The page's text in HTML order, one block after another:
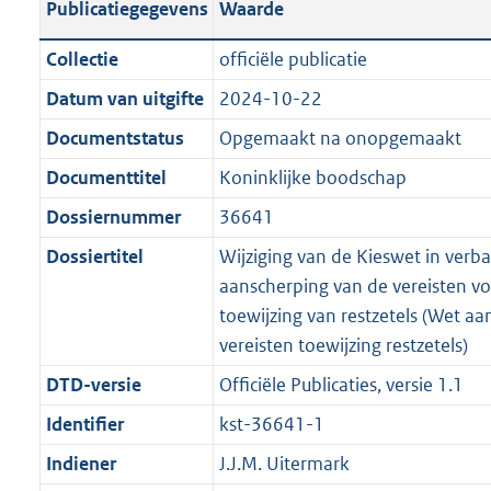
i
e
i
n
f
r
m
3
K
b
t
i
e
i
n
o
r
t
:
K
b
a
t
i
e
i
f
o
a
e
2
K
b
c
a
t
i
e
n
f
a
t
t
:
5
K
a
n
d
s
g
r
o
t
t
e
:
2
K
b
a
n
d
s
g
r
o
t
t
e
:
2
K
b
Publicatiegegevens Waarde
Collectie
officiële publicatie
Datum van uitgifte
2024-10-22
Documentstatus
Opgemaakt na onopgemaakt
Documenttitel
Koninklijke boodschap
Dossiernummer
36641
Dossiertitel
Wijziging van de Kieswet in
aanscherping van de vereisten
toewijzing van restzetels (Wet
vereisten toewijzing restzetels)
DTD-versie
Officiële Publicaties, versie 1.1
Identifier
kst-36641-1
Indiener
J.J.M. Uitermark